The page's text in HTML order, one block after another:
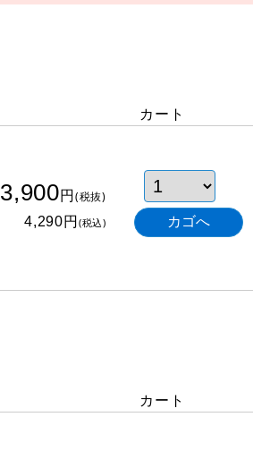
カート
3,900円(税抜)
4,290円(税込)
カート